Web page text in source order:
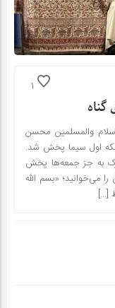
1
والمسلمین محسن
اول سیما پخش شد.
به جز جمعه‌ها پخش
می‌خوانید؛ «بسم الله
[…]